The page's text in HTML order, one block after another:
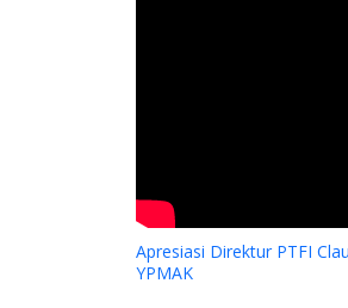
Apresiasi Direktur PTFI
YPMAK